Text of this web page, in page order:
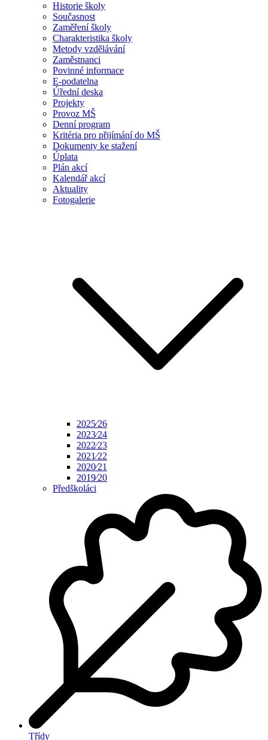
Historie školy
Současnost
Zaměření školy
Charakteristika školy
Metody vzdělávání
Zaměstnanci
Povinné informace
E-podatelna
Úřední deska
Projekty
Provoz MŠ
Denní program
Kritéria pro přijímání do MŠ
Dokumenty ke stažení
Úplata
Plán akcí
Kalendář akcí
Aktuality
Fotogalerie
2025⁄26
2023⁄24
2022⁄23
2021⁄22
2020⁄21
2019⁄20
Předškoláci
Třídy